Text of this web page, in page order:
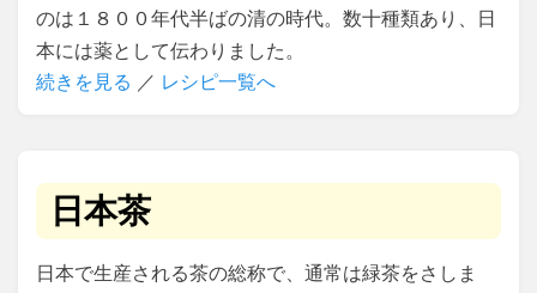
のは１８００年代半ばの清の時代。数十種類あり、日
本には薬として伝わりました。
続きを見る ／ レシピ一覧へ
日本茶
日本で生産される茶の総称で、通常は緑茶をさしま